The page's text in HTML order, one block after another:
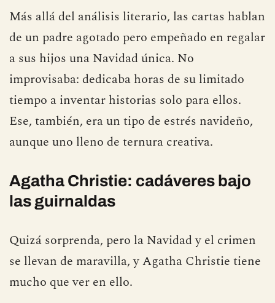
imponente.
Más allá del análisis literario, las cartas hablan
de un padre agotado pero empeñado en regalar
a sus hijos una Navidad única. No
improvisaba: dedicaba horas de su limitado
tiempo a inventar historias solo para ellos.
aunque uno lleno de ternura creativa.
las guirnaldas
Quizá sorprenda, pero la Navidad y el crimen